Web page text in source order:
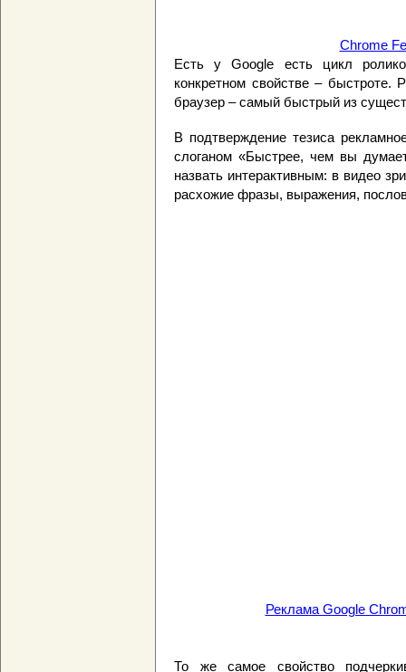
Chrome
Есть у Google есть цикл
конкретном свойстве – быстроте.
браузер – самый быстрый из
В подтверждение тезиса
слоганом «Быстрее, чем вы
назвать интерактивным: в видео
расхожие фразы, выражения,
Реклама Google
То же самое свойство